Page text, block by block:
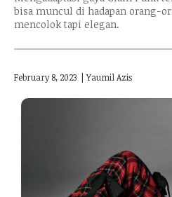
bisa muncul di hadapan orang-
mencolok tapi elegan.
February 8, 2023 |Yaumil Azis